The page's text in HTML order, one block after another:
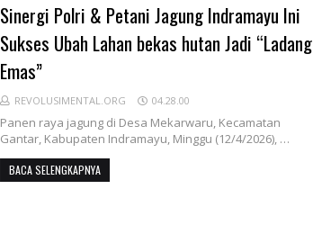
Sinergi Polri & Petani Jagung Indramayu Ini
Sukses Ubah Lahan bekas hutan Jadi “Ladang
Emas”
REVOLUSIMENTAL.ORG 04.28.00
Panen raya jagung di Desa Mekarwaru, Kecamatan
Gantar, Kabupaten Indramayu, Minggu (12/4/2026), …
BACA SELENGKAPNYA